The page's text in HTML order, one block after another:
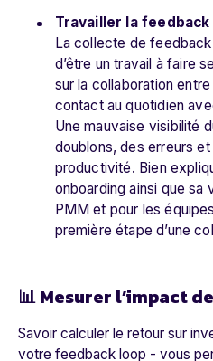
Travailler la
La collecte de
d’être un travail à faire
sur la collaboration
contact au quotidien
Une mauvaise visibilité
doublons, des erreurs
productivité. Bien
onboarding ainsi que sa
PMM et pour les
première étape d’une
📊 Mesurer l’impact
Savoir calculer le retour sur
votre feedback loop - vous